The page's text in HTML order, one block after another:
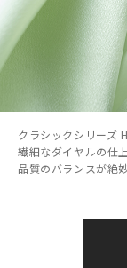
クラシックシリーズ
繊細なダイヤルの仕
品質のバランスが絶妙